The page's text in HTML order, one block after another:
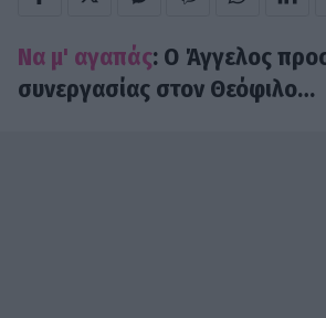
Να μ' αγαπάς: Ο Άγγελος
συνεργασίας στον Θεόφιλο…